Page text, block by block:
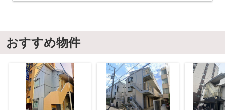
おすすめ物件